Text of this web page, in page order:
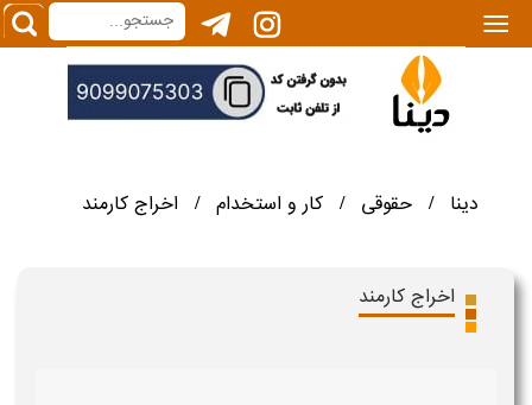
|||
دینا / حقوقی / کار و استخدام / اخراج کارمند
اخراج کارمند